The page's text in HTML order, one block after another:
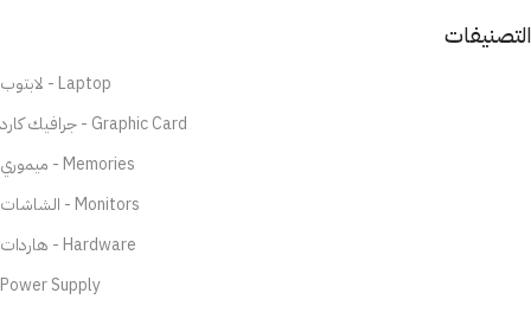
التصنيفات
لابتوب - Laptop
جرافيك كارد - Graphic Card
ميموري - Memories
الشاشات - Monitors
هاردات - Hardware
Power Supply